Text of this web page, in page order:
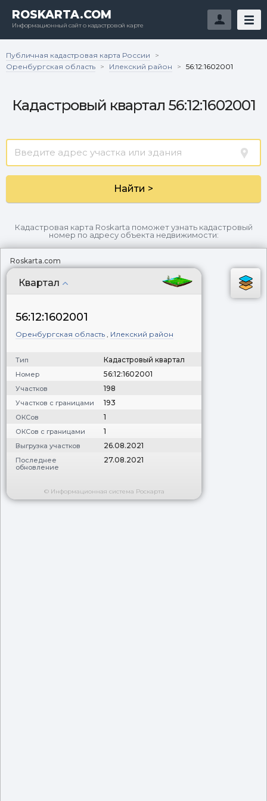
ROSKARTA.COM
Информационный сайт о кадастровой карте
Публичная кадастровая карта России
>
Оренбургская область > Илекский район > 56:12:1602001
Кадастровый квартал 56:12:1602001
Найти >
Кадастровая карта Roskarta поможет узнать кадастровый
номер по адресу объекта недвижимости:
Roskarta.com
Квартал
56:12:1602001
Оренбургская область Илекский район
Тип Кадастровый квартал
Номер 56:12:1602001
Участков 198
Участков с границами 193
ОКСов 1
ОКСов с границами 1
Выгрузка участков 26.08.2021
Последнее
обновление
27.08.2021
© Информационная система Роскарта